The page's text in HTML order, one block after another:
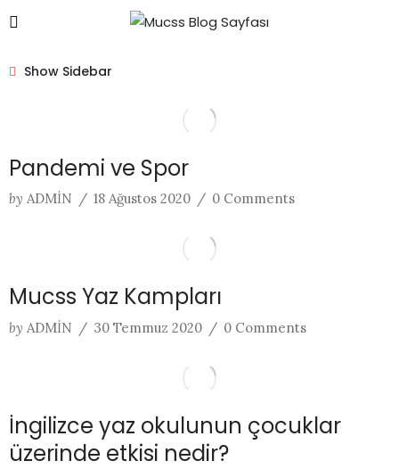
Show Sidebar
Pandemi ve Spor
by ADMIN / 18 Ağustos 2020 / 0 Comments
Mucss Yaz Kampları
by ADMIN / 30 Temmuz 2020 / 0 Comments
İngilizce yaz okulunun çocuklar
üzerinde etkisi nedir?